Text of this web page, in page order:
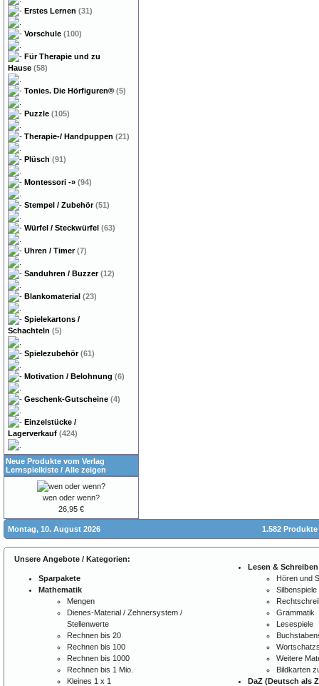
Erstes Lernen (31)
Vorschule (100)
Für Therapie und zu
Hause (58)
Tonies. Die Hörfiguren® (5)
Puzzle (105)
Therapie-/ Handpuppen (21)
Plüsch (91)
Montessori -» (94)
Stempel / Zubehör(51)
Würfel / Steckwürfel (63)
Uhren / Timer(7)
Sanduhren / Buzzer(12)
Blankomaterial (23)
Spielekartons /
Schachteln (5)
Spielezubehör(61)
Motivation / Belohnung (6)
Geschenk-Gutscheine (4)
Einzelstücke /
Lagerverkauf (424)
Neue Produkte vom Verlag
Lernspielkiste / Alle zeigen
wen oder wenn?
26,95 €
Montag, 10. August 2026 1.582
Unsere Angebote / Kategorien:
Sparpakete
Mathematik
Mengen
Dienes-Material / Zehnersystem /
Stellenwerte
Rechnen bis 20
Rechnen bis 100
Rechnen bis 1000
Rechnen bis 1 Mio.
Kleines 1 x 1
Lesen & Schreiben
Hören und
Silbenspiele
Grammatik
Lesespiele
Weitere
Bildkarten
DaZ (Deutsch als